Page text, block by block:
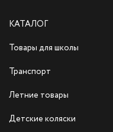
КАТАЛОГ
Товары для школы
Транспорт
Летние товары
Детские коляски